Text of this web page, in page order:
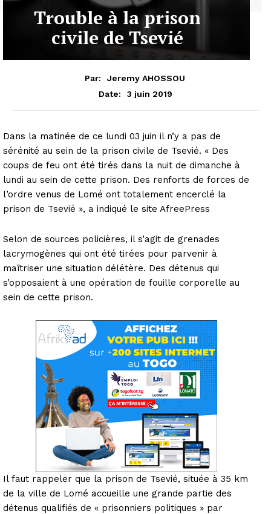
Trouble à la prison
civile de Tsevié
Par:
Jeremy AHOSSOU
Date:
3 juin 2019
Dans la matinée de ce lundi 03 juin il n’y a pas de
sérénité au sein de la prison civile de Tsevié. « Des
coups de feu ont été tirés dans la nuit de dimanche à
lundi au sein de cette prison. Des renforts de forces de
l’ordre venus de Lomé ont totalement encerclé la
prison de Tsevié », a indiqué le site AfreePress
Selon de sources policières, il s’agit de grenades
lacrymogènes qui ont été tirées pour parvenir à
maîtriser une situation délétère. Des détenus qui
s’opposaient à une opération de fouille corporelle au
sein de cette prison.
Il faut rappeler que la prison de Tsevié, située à 35 km
de la ville de Lomé accueille une grande partie des
détenus qualifiés de « prisonniers politiques » par